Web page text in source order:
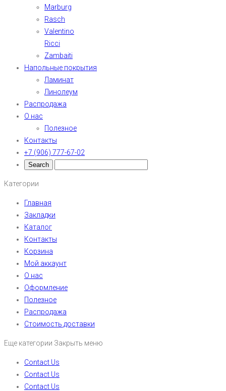
Marburg
Rasch
Valentino
Ricci
Zambaiti
Напольные покрытия
Ламинат
Линолеум
Распродажа
О нас
Полезное
Контакты
+7 (906) 777-67-02
Категории
Главная
Закладки
Каталог
Контакты
Корзина
Мой аккаунт
О нас
Оформление
Полезное
Распродажа
Стоимость доставки
Еще категории Закрыть меню
Contact Us
Contact Us
Contact Us